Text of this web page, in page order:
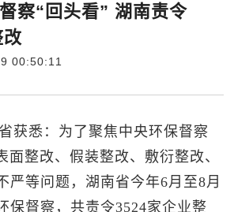
察“回头看” 湖南责令
00:50:11
悉：为了聚焦中央环保督察
面整改、假装整改、敷衍整改、
严等问题，湖南省今年6月至8月
保督察，共责令3524家企业整